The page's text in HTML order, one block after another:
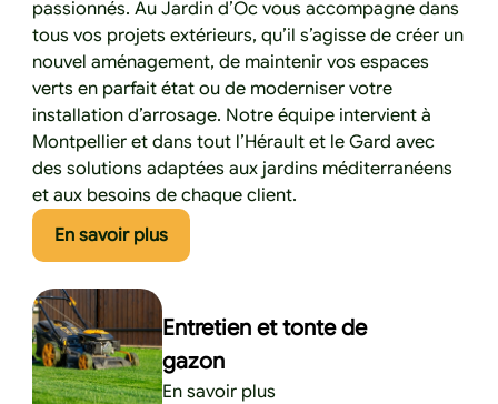
passionnés. Au Jardin d’Oc vous accompagne dans
tous vos projets extérieurs, qu’il s’agisse de créer un
nouvel aménagement, de maintenir vos espaces
verts en parfait état ou de moderniser votre
installation d’arrosage. Notre équipe intervient à
Montpellier et dans tout l’Hérault et le Gard avec
des solutions adaptées aux jardins méditerranéens
et aux besoins de chaque client.
En savoir plusCliquez ici pour en savoir plus
Entretien et tonte de
gazon
En savoir plus